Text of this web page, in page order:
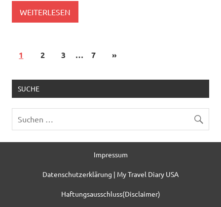
WEITERLESEN
1 2 3 … 7 »
SUCHE
Impressum
Datenschutzerklärung | My Travel Diary USA
Haftungsausschluss(Disclaimer)